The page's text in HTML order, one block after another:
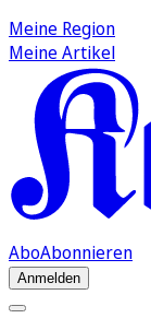
Meine Region
Meine Artikel
AboAbonnieren
Anmelden